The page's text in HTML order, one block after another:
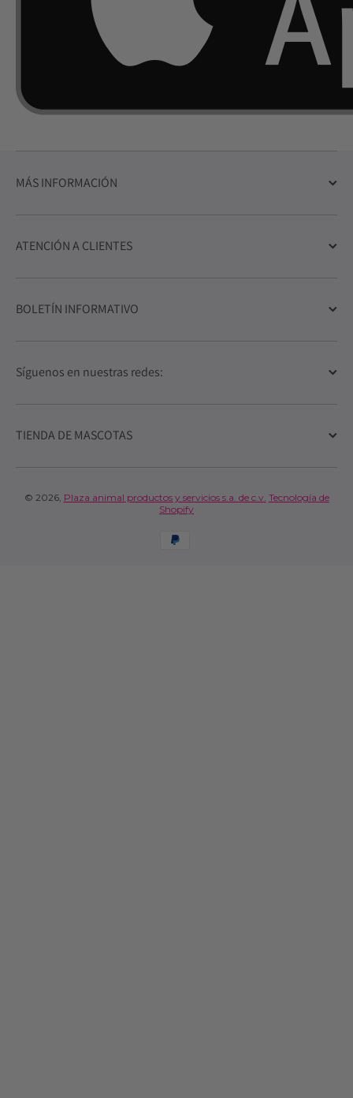
MÁS INFORMACIÓN
ATENCIÓN A CLIENTES
BOLETÍN INFORMATIVO
Síguenos en nuestras redes:
TIENDA DE MASCOTAS
© 2026, Plaza animal productos y servicios s.a. de c.v. Tecnología de
Shopify